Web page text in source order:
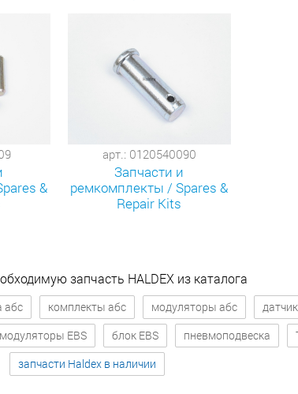
&
арт.: 0120540090
Запчасти и
ремкомплекты / Spares &
Repair Kits
запчасть HALDEX из каталога
абс комплекты абс модуляторы абс
модуляторы EBS блок EBS пневмоподвеска
запчасти Haldex в наличии